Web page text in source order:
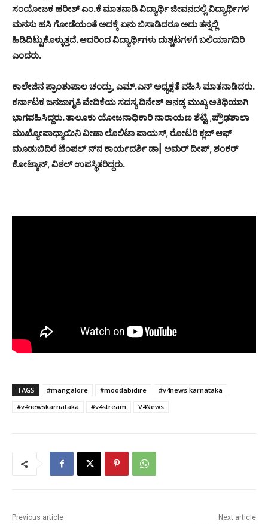
ಸಂಯೋಜಕ ಹರೀಶ್ ಎಂ.ಕೆ ಮಾತನಾಡಿ ವಿದ್ಯಾರ್ಥಿ ಜೀವನದಲ್ಲಿ ವಿದ್ಯಾರ್ಥಿಗಳ
ಮನಸು ಹಸಿ ಗೋಡೆಯಂತೆ ಅದಕ್ಕೆ ಏನು ಬಿಸಾಡಿದರೂ ಅದು ತನ್ನಲ್ಲಿ
ಹಿಡಿದಿಟ್ಟುಕೊಳ್ಳುತ್ತದೆ. ಆದರಿಂದ ವಿದ್ಯಾರ್ಥಿಗಳು ದುಶ್ಚಟಗಳಗೆ ಬಲಿಯಾಗದಿರಿ
ಎಂದರು.
ಕಾಲೇಜಿನ ಪ್ರಾಂಶುಪಾಲ ಚಂದ್ರು, ಎಮ್.ಎನ್ ಅಧ್ಯಕ್ಷತೆ ವಹಿಸಿ ಮಾತನಾಡಿದರು.
ಕರ್ನಾಟಕ ಜನಜಾಗೃತಿ ವೇದಿಕೆಯ ಸದಸ್ಯ ದಿನೇಶ್ ಆನಡ್ಕ ಮುಖ್ಯ ಅತಿಥಿಯಾಗಿ
ಭಾಗವಹಿಸಿದ್ದರು. ತಾಲೂಕು ಯೋಜನಾಧಿಕಾರಿ ನಾರಾಯಣ ಶೆಟ್ಟಿ,ಪ್ರೌಢಶಾಲಾ
ಮುಖ್ಯೋಪಾಧ್ಯಾಯಿನಿ ವೀಣಾ ಲೊಲಿಟಾ ಪಾಯಸ್, ರೋಟರಿ ಕ್ಲಬ್ ಆಫ್
ಮೂಡುಬಿದಿರೆ ಟೆಂಪಲ್ ನ್‍ನ ಕಾರ್ಯದರ್ಶಿ ಡಾ| ಅಮರ್ ದೀಪ್, ಶಂಕರ್
ಕೋಟ್ಯಾನ್, ವಿಠಲ್ ಉಪಸ್ಥಿತರಿದ್ದರು.
TAGS #mangalore #moodabidire
#v4news karnataka
#v4newskarnataka
#v4stream V4News
Previous article Next article